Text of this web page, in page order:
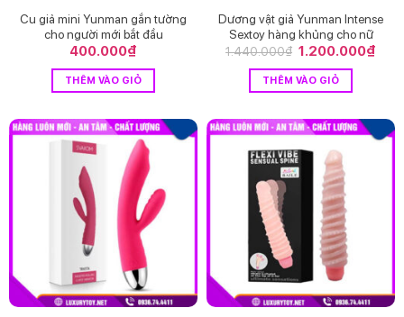
Cu giả mini Yunman gắn tường
cho người mới bắt đầu
400.000₫
THÊM VÀO GIỎ
Dương vật giả Yunman Intense
Sextoy hàng khủng cho nữ
1.440.000₫ Giá
là:
1.440.000₫.
1.200.000₫Giá
THÊM VÀO GIỎ